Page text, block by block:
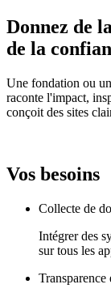
Donnez de
de la
Une fondation ou
raconte l'impact,
conçoit des sites
Vos besoins
Collecte de
Intégrer des
sur tous les
Transparence